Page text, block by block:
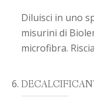
Diluisci in uno
misurini di
microfibra.